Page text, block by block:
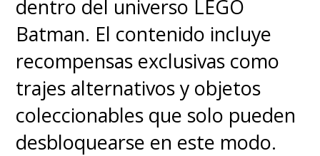
dentro del universo LEGO
Batman. El contenido incluye
recompensas exclusivas como
trajes alternativos y objetos
coleccionables que solo pueden
desbloquearse en este modo.